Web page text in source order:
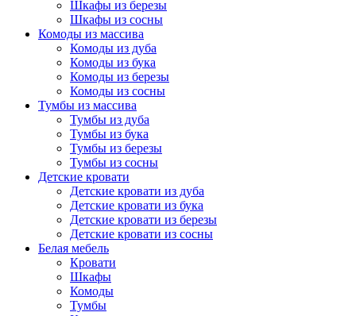
Шкафы из березы
Шкафы из сосны
Комоды из массива
Комоды из дуба
Комоды из бука
Комоды из березы
Комоды из сосны
Тумбы из массива
Тумбы из дуба
Тумбы из бука
Тумбы из березы
Тумбы из сосны
Детские кровати
Детские кровати из дуба
Детские кровати из бука
Детские кровати из березы
Детские кровати из сосны
Белая мебель
Кровати
Шкафы
Комоды
Тумбы